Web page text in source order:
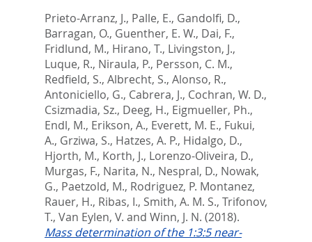
Prieto-Arranz, J., Palle, E., Gandolfi, D.,
Barragan, O., Guenther, E. W., Dai, F.,
Fridlund, M., Hirano, T., Livingston, J.,
Luque, R., Niraula, P., Persson, C. M.,
Redfield, S., Albrecht, S., Alonso, R.,
Antoniciello, G., Cabrera, J., Cochran, W. D.,
Csizmadia, Sz., Deeg, H., Eigmueller, Ph.,
Endl, M., Erikson, A., Everett, M. E., Fukui,
A., Grziwa, S., Hatzes, A. P., Hidalgo, D.,
Hjorth, M., Korth, J., Lorenzo-Oliveira, D.,
Murgas, F., Narita, N., Nespral, D., Nowak,
G., Paetzold, M., Rodriguez, P. Montanez,
Rauer, H., Ribas, I., Smith, A. M. S., Trifonov,
T., Van Eylen, V. and Winn, J. N. (2018).
Mass determination of the 1:3:5 near-